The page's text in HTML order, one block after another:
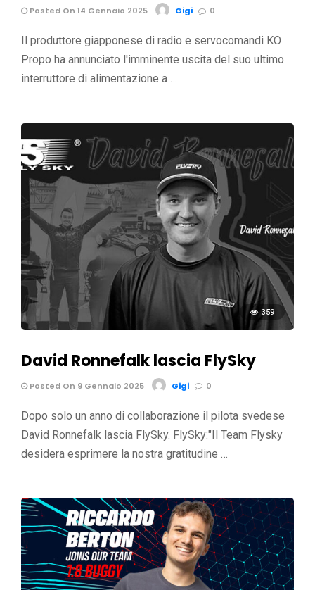
Posted On 14 Gennaio 2025 Gigi 0
Il produttore giapponese di radio e servocomandi KO
Propo ha annunciato l'imminente uscita del suo ultimo
interruttore di alimentazione a …
359
David Ronnefalk lascia FlySky
Posted On 9 Gennaio 2025 Gigi 0
Dopo solo un anno di collaborazione il pilota svedese
David Ronnefalk lascia FlySky. FlySky:"Il Team Flysky
desidera esprimere la nostra gratitudine …